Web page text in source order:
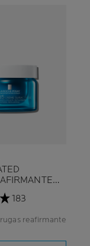
183
reafirmante